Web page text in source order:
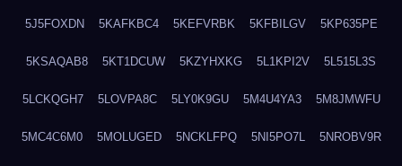
5J5FOXDN 5KAFKBC4 5KEFVRBK 5KFBILGV 5KP635PE
5KSAQAB8 5KT1DCUW 5KZYHXKG 5L1KPI2V 5L515L3S
5LCKQGH7 5LOVPA8C 5LY0K9GU 5M4U4YA3 5M8JMWFU
5MC4C6M0 5MOLUGED 5NCKLFPQ 5NI5PO7L 5NROBV9R